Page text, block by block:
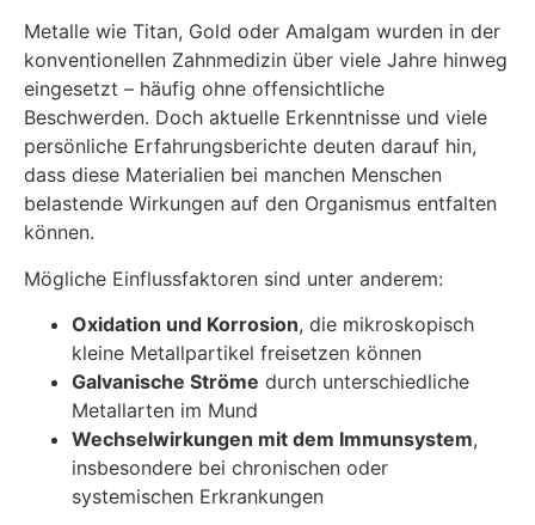
Metalle wie Titan, Gold oder Amalgam wurden in der
konventionellen Zahnmedizin über viele Jahre hinweg
eingesetzt – häufig ohne offensichtliche
Beschwerden. Doch aktuelle Erkenntnisse und viele
persönliche Erfahrungsberichte deuten darauf hin,
dass diese Materialien bei manchen Menschen
belastende Wirkungen auf den Organismus entfalten
können.
Mögliche Einflussfaktoren sind unter anderem:
Oxidation und Korrosion, die mikroskopisch
kleine Metallpartikel freisetzen können
Galvanische Ströme durch unterschiedliche
Metallarten im Mund
Wechselwirkungen mit dem Immunsystem,
insbesondere bei chronischen oder
systemischen Erkrankungen